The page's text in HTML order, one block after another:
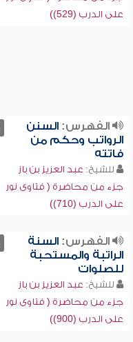
على الدرب (529))
الفهرس:السنن
الرواتب وحكم من
فاتته
للشيخ: عبد العزيز بن باز
جزء من محاضرة ( فتاوى نور
على الدرب (710))
الفهرس:السنة
الراتبة والمستحبة
للصلوات
للشيخ: عبد العزيز بن باز
جزء من محاضرة ( فتاوى نور
على الدرب (900))